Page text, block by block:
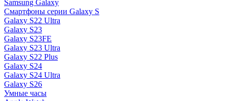
Samsung Galaxy
Смартфоны серии Galaxy S
Galaxy S22 Ultra
Galaxy S23
Galaxy S23FE
Galaxy S23 Ultra
Galaxy S22 Plus
Galaxy S24
Galaxy S24 Ultra
Galaxy S26
Умные часы